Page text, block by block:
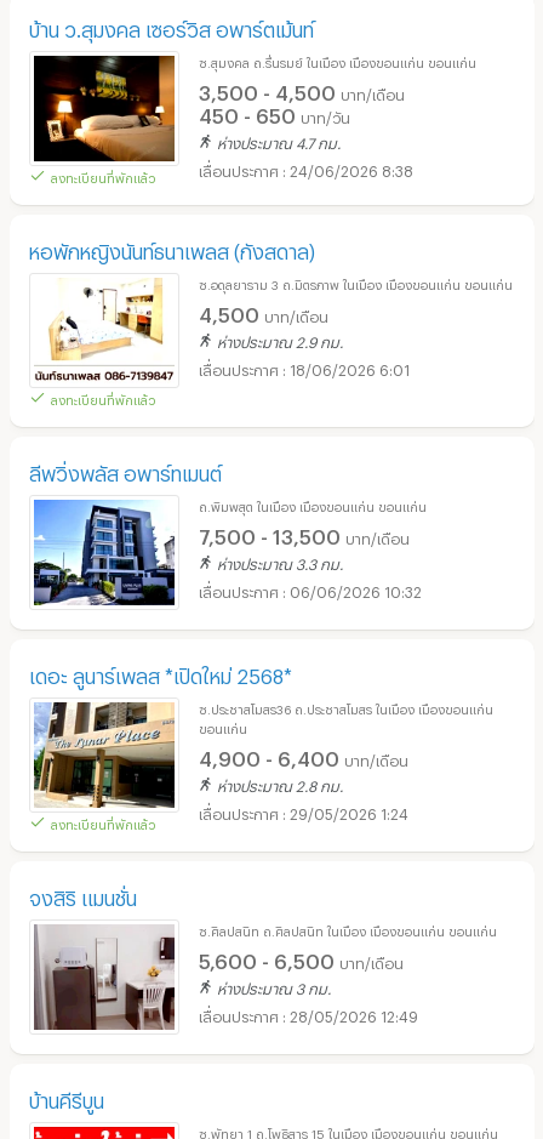
บ้าน ว.สุมงคล เซอร์วิส อพาร์ตเม้นท์
ลงทะเบียนที่พักแล้ว
ซ.สุมงคล ถ.รื่นรมย์ ในเมือง เมืองขอนแก่น ขอนแก่น
3,500 - 4,500 บาท/เดือน
450 - 650 บาท/วัน
ห่างประมาณ 4.7 กม.
24/06/2026 8:38
หอพักหญิงนันท์ธนาเพลส (กังสดาล)
ลงทะเบียนที่พักแล้ว
ซ.อดุลยาราม 3 ถ.มิตรภาพ ในเมือง เมืองขอนแก่น ขอนแก่น
4,500 บาท/เดือน
ห่างประมาณ 2.9 กม.
18/06/2026 6:01
ลีพวิ่งพลัส อพาร์ทเมนต์
ถ.พิมพสุต ในเมือง เมืองขอนแก่น ขอนแก่น
7,500 - 13,500 บาท/เดือน
ห่างประมาณ 3.3 กม.
06/06/2026 10:32
เดอะ ลูนาร์เพลส *เปิดใหม่ 2568*
ลงทะเบียนที่พักแล้ว
ซ.ประชาสโมสร36 ถ.ประชาสโมสร ในเมือง เมืองขอนแก่น
ขอนแก่น
4,900 - 6,400 บาท/เดือน
ห่างประมาณ 2.8 กม.
29/05/2026 1:24
จงสิริ แมนชั่น
ซ.ศิลปสนิท ถ.ศิลปสนิท ในเมือง เมืองขอนแก่น ขอนแก่น
5,600 - 6,500 บาท/เดือน
ห่างประมาณ 3 กม.
28/05/2026 12:49
บ้านคีรีบูน
ซ.พัทยา 1 ถ.โพธิสาร 15 ในเมือง เมืองขอนแก่น ขอนแก่น